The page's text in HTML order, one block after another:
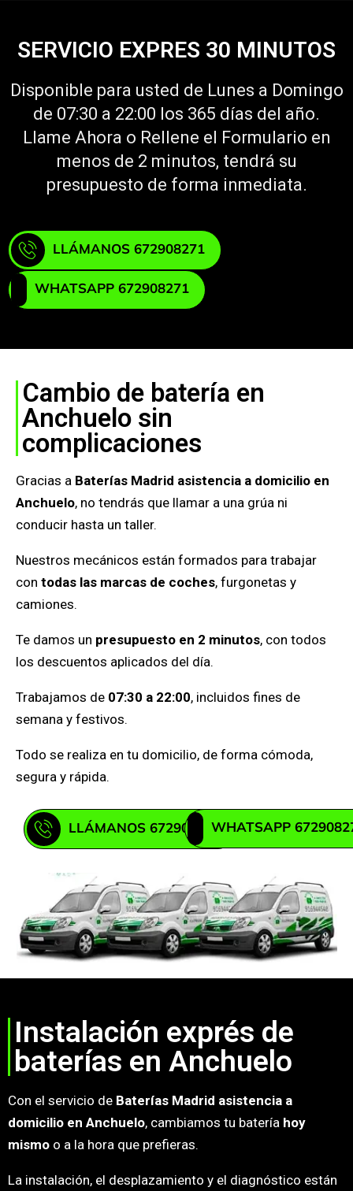
SERVICIO EXPRES 30 MINUTOS
Disponible para usted de Lunes a Domingo
de 07:30 a 22:00 los 365 días del año.
Llame Ahora o Rellene el Formulario en
menos de 2 minutos, tendrá su
presupuesto de forma inmediata.
LLÁMANOS 672908271
WHATSAPP 672908271
Cambio de batería en
Anchuelo sin
complicaciones
Gracias a Baterías Madrid asistencia a domicilio en
Anchuelo, no tendrás que llamar a una grúa ni
conducir hasta un taller.
Nuestros mecánicos están formados para trabajar
con todas las marcas de coches, furgonetas y
camiones.
Te damos un presupuesto en 2 minutos, con todos
los descuentos aplicados del día.
Trabajamos de 07:30 a 22:00, incluidos fines de
semana y festivos.
Todo se realiza en tu domicilio, de forma cómoda,
segura y rápida.
LLÁMANOS 672908271WHATSAPP
Instalación exprés de
baterías en Anchuelo
Con el servicio de Baterías Madrid asistencia a
domicilio en Anchuelo, cambiamos tu batería hoy
mismo o a la hora que prefieras.
La instalación, el desplazamiento y el diagnóstico están